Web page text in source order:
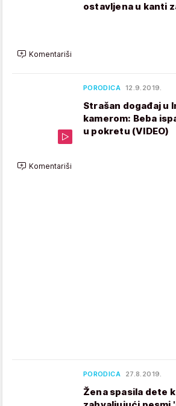
ostavljena u kanti
Komentariši
PORODICA 12.9.2019.
Strašan događaj u
kamerom: Beba
u pokretu (VIDEO)
Komentariši
PORODICA 27.8.2019.
Žena spasila dete